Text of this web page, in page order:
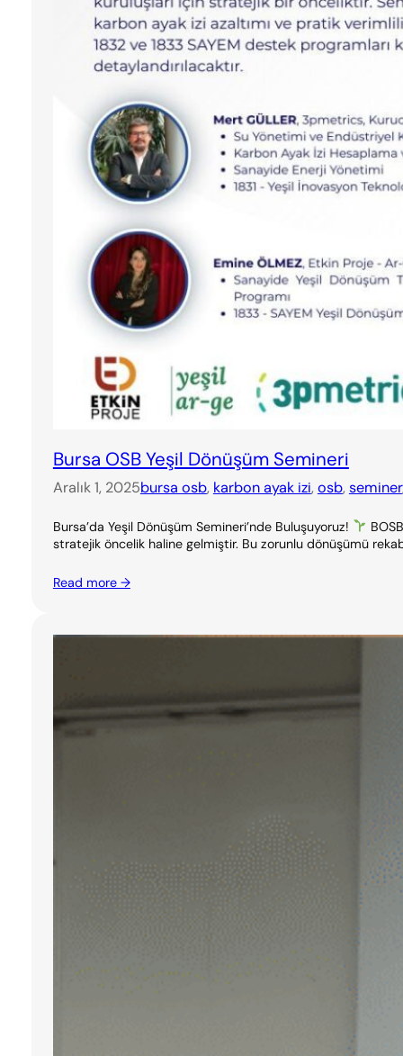
Bursa OSB Yeşil Dönüşüm Semineri
Aralık 1, 2025bursa osb, karbon ayak izi, osb, seminer
Bursa’da Yeşil Dönüşüm Semineri’nde Buluşuyoruz!
stratejik öncelik haline gelmiştir. Bu zorunlu dönüşümü
Read more →